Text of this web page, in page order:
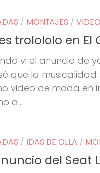
/ MONTAJES /
trolololo en El
vi el anuncio de
que la
video de moda en
a...
/ IDAS DE OLLA /
del Seat